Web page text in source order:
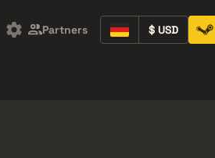
Partners $ USD